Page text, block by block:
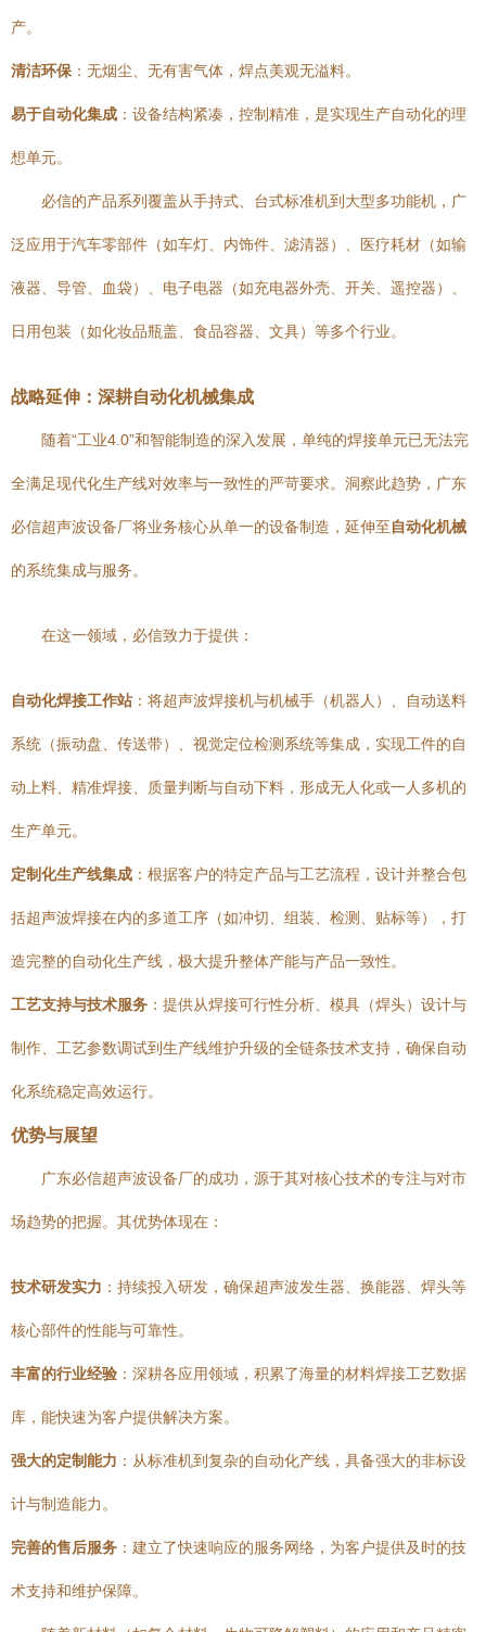
产。
清洁环保 ：无烟尘、无有害气体，焊点美观无溢料。
易于自动化集成 ：设备结构紧凑，控制精准，是实现生产自动化的理
想单元。
必信的产品系列覆盖从手持式、台式标准机到大型多功能机，广
泛应用于汽车零部件（如车灯、内饰件、滤清器）、医疗耗材（如输
液器、导管、血袋）、电子电器（如充电器外壳、开关、遥控器）、
日用包装（如化妆品瓶盖、食品容器、文具）等多个行业。
战略延伸：深耕自动化机械集成
随着“工业4.0”和智能制造的深入发展，单纯的焊接单元已无法完
全满足现代化生产线对效率与一致性的严苛要求。洞察此趋势，广东
必信超声波设备厂将业务核心从单一的设备制造，延伸至自动化机械
的系统集成与服务。
在这一领域，必信致力于提供：
自动化焊接工作站 ：将超声波焊接机与机械手（机器人）、自动送料
系统（振动盘、传送带）、视觉定位检测系统等集成，实现工件的自
动上料、精准焊接、质量判断与自动下料，形成无人化或一人多机的
生产单元。
定制化生产线集成 ：根据客户的特定产品与工艺流程，设计并整合包
括超声波焊接在内的多道工序（如冲切、组装、检测、贴标等），打
造完整的自动化生产线，极大提升整体产能与产品一致性。
工艺支持与技术服务 ：提供从焊接可行性分析、模具（焊头）设计与
制作、工艺参数调试到生产线维护升级的全链条技术支持，确保自动
化系统稳定高效运行。
优势与展望
广东必信超声波设备厂的成功，源于其对核心技术的专注与对市
场趋势的把握。其优势体现在：
技术研发实力 ：持续投入研发，确保超声波发生器、换能器、焊头等
核心部件的性能与可靠性。
丰富的行业经验 ：深耕各应用领域，积累了海量的材料焊接工艺数据
库，能快速为客户提供解决方案。
强大的定制能力 ：从标准机到复杂的自动化产线，具备强大的非标设
计与制造能力。
完善的售后服务 ：建立了快速响应的服务网络，为客户提供及时的技
术支持和维护保障。